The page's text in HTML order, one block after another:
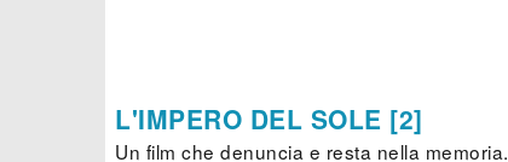
L'IMPERO DEL SOLE [2]
Un film che denuncia e resta nella memoria.